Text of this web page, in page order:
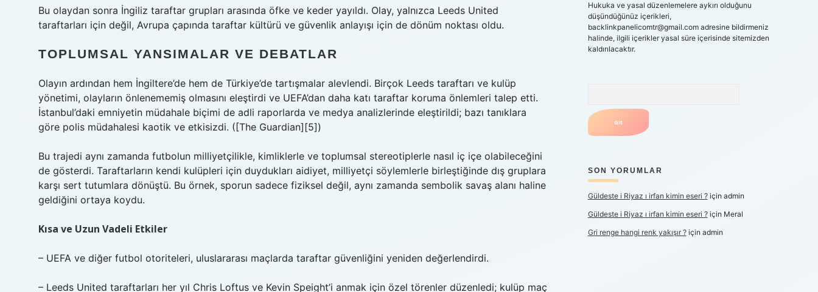
Bu olaydan sonra İngiliz taraftar grupları arasında öfke ve keder yayıldı. Olay, yalnızca Leeds United
taraftarları için değil, Avrupa çapında taraftar kültürü ve güvenlik anlayışı için de dönüm noktası oldu.
TOPLUMSAL YANSIMALAR VE DEBATLAR
Olayın ardından hem İngiltere’de hem de Türkiye’de tartışmalar alevlendi. Birçok Leeds taraftarı ve kulüp
yönetimi, olayların önlenememiş olmasını eleştirdi ve UEFA’dan daha katı taraftar koruma önlemleri talep etti.
İstanbul’daki emniyetin müdahale biçimi de adli raporlarda ve medya analizlerinde eleştirildi; bazı tanıklara
göre polis müdahalesi kaotik ve etkisizdi. ([The Guardian][5])
Bu trajedi aynı zamanda futbolun milliyetçilikle, kimliklerle ve toplumsal stereotiplerle nasıl iç içe olabileceğini
de gösterdi. Taraftarların kendi kulüpleri için duydukları aidiyet, milliyetçi söylemlerle birleştiğinde dış gruplara
karşı sert tutumlara dönüştü. Bu örnek, sporun sadece fiziksel değil, aynı zamanda sembolik savaş alanı haline
geldiğini ortaya koydu.
Kısa ve Uzun Vadeli Etkiler
– UEFA ve diğer futbol otoriteleri, uluslararası maçlarda taraftar güvenliğini yeniden değerlendirdi.
– Leeds United taraftarları her yıl Chris Loftus ve Kevin Speight’i anmak için özel törenler düzenledi; kulüp maç
Hukuka ve yasal düzenlemelere aykırı olduğunu
düşündüğünüz içerikleri,
backlinkpanelicomtr@gmail.comadresine bildirmeniz
halinde, ilgili içerikler yasal süre içerisinde sitemizden
kaldırılacaktır.
SON YORUMLAR
Güldeste i Riyaz ı irfan kimin eseri ?için admin
Güldeste i Riyaz ı irfan kimin eseri ?için Meral
Gri renge hangi renk yakışır ?için admin